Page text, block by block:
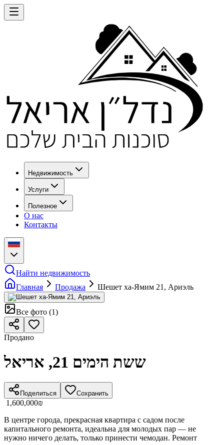
Недвижимость
Услуги
Полезное
О нас
Контакты
Найти недвижимость
Главная
Продажа Шешет ха-Ямим 21, Ариэль
Все фото (1)
Продано
ששת הימים 21, אריאל
Поделиться Сохранить
‏1,600,000 ‏₪
В центре города, прекрасная квартира с садом после
капитального ремонта, идеальна для молодых пар — не
нужно ничего делать, только принести чемодан. Ремонт